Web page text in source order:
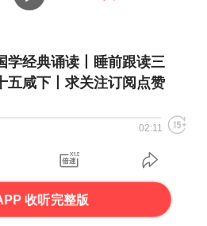
学经典诵读丨睡前跟读三
五咸下丨求关注订阅点赞
02:11
收听完整版